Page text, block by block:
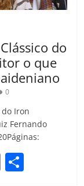
do
o que
0
do Iron
Fernando
C